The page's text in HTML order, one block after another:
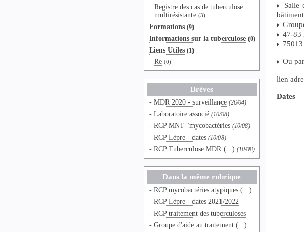
Registre des cas de tuberculose
multirésistante (3)
Formations (9)
Informations sur la tuberculose (0)
Liens Utiles (1)
Re (0)
Brèves
- MDR 2020 - surveillance (26/04)
- Laboratoire associé (10/08)
- RCP MNT "mycobactéries (10/08)
- RCP Lèpre - dates (10/08)
- RCP Tuberculose MDR (...) (10/08)
Dans la même rubrique
- RCP mycobactéries atypiques (...)
- RCP Lèpre - dates 2021/2022
- RCP traitement des tuberculoses
- Groupe d'aide au traitement (...)
Salle
47-83
Ou
lien
Dates